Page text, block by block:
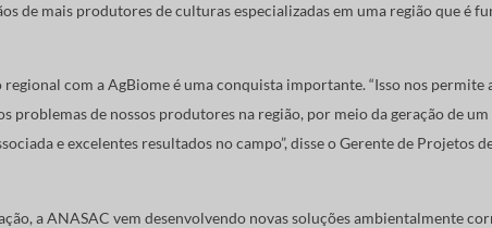
de mais produtores de culturas especializadas em uma região que é
com a AgBiome é uma conquista importante. “Isso nos permite
problemas de nossos produtores na região, por meio da geração de
e excelentes resultados no campo”, disse o Gerente de Projetos
a ANASAC vem desenvolvendo novas soluções ambientalmente